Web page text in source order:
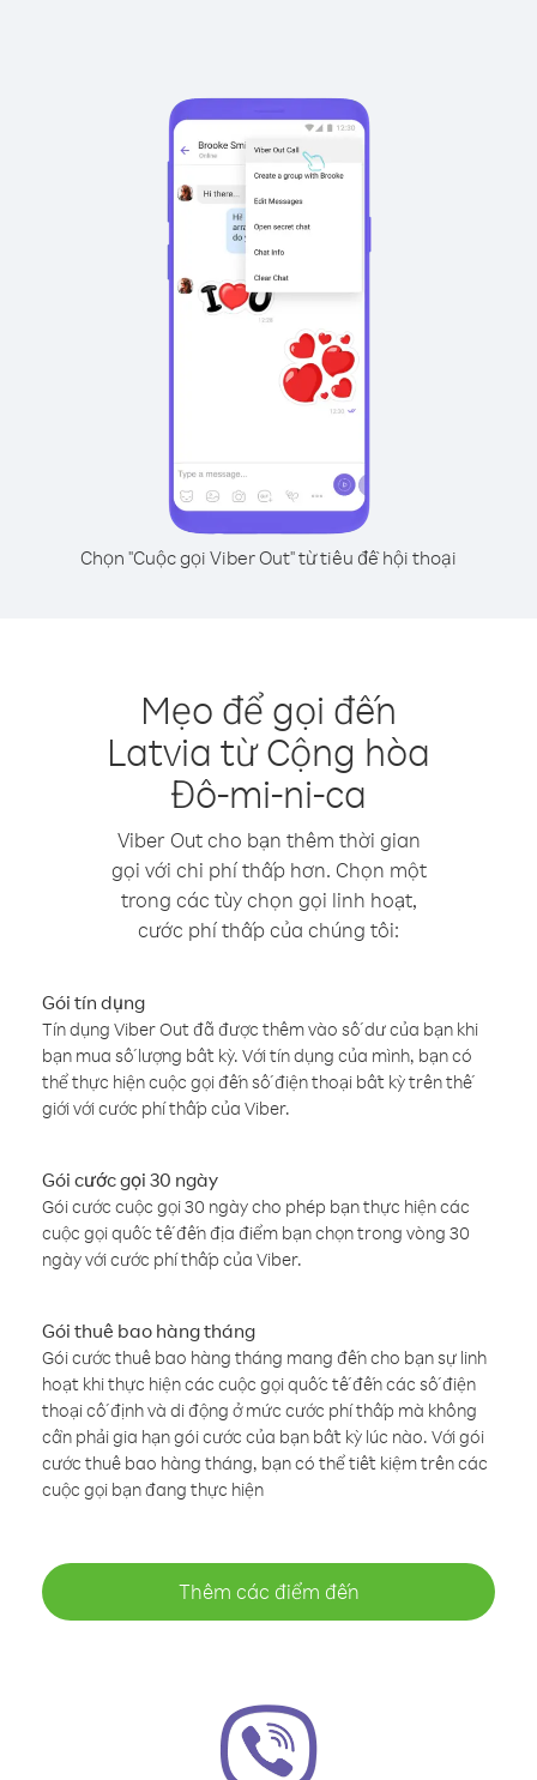
Chọn "Cuộc gọi Viber Out" từ tiêu đề hội thoại
Mẹo để gọi đến
Latvia từ Cộng hòa
Đô-mi-ni-ca
Viber Out cho bạn thêm thời gian
gọi với chi phí thấp hơn. Chọn một
trong các tùy chọn gọi linh hoạt,
cước phí thấp của chúng tôi:
Gói tín dụng
Tín dụng Viber Out đã được thêm vào số dư của bạn khi
bạn mua số lượng bất kỳ. Với tín dụng của mình, bạn có
thể thực hiện cuộc gọi đến số điện thoại bất kỳ trên thế
giới với cước phí thấp của Viber.
Gói cước gọi 30 ngày
Gói cước cuộc gọi 30 ngày cho phép bạn thực hiện các
cuộc gọi quốc tế đến địa điểm bạn chọn trong vòng 30
ngày với cước phí thấp của Viber.
Gói thuê bao hàng tháng
Gói cước thuê bao hàng tháng mang đến cho bạn sự linh
hoạt khi thực hiện các cuộc gọi quốc tế đến các số điện
thoại cố định và di động ở mức cước phí thấp mà không
cần phải gia hạn gói cước của bạn bất kỳ lúc nào. Với gói
cước thuê bao hàng tháng, bạn có thể tiết kiệm trên các
cuộc gọi bạn đang thực hiện
Thêm các điểm đến